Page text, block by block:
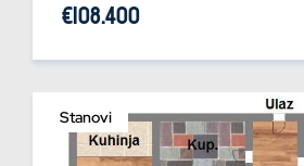
€108.400
Stanovi